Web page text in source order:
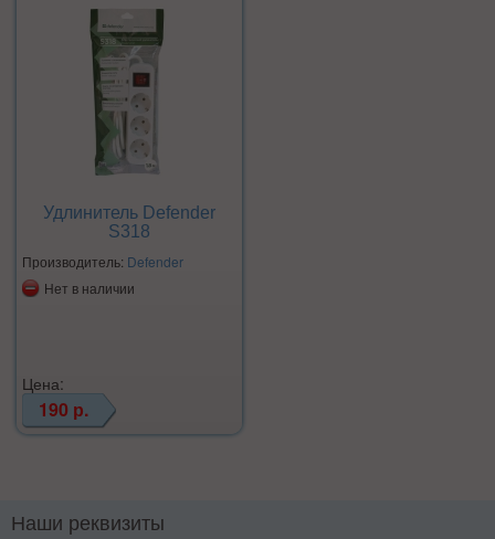
Удлинитель Defender
S318
Производитель: Defender
Нет в наличии
Цена:
190 р.
Наши реквизиты